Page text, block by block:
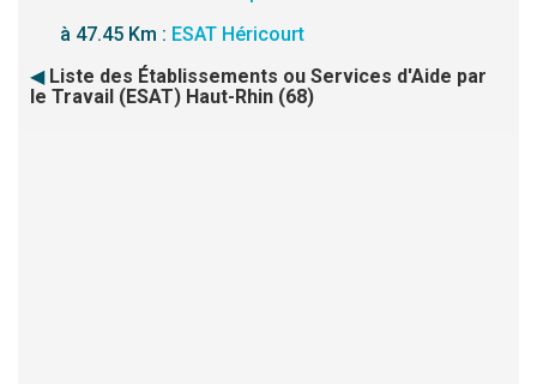
à 47.45 Km : ESAT Héricourt
◀ Liste des Établissements ou Services d'Aide par
le Travail (ESAT) Haut-Rhin (68)